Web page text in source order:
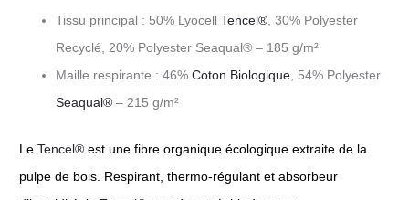
Tissu principal : 50% Lyocell Tencel® , 30% Polyester
Recyclé, 20% Polyester Seaqual® – 185 g/m²
Maille respirante : 46% Coton Biologique , 54% Polyester
Seaqual® – 215 g/m²
Le Tencel® est une fibre organique écologique extraite de la
pulpe de bois. Respirant, thermo-régulant et absorbeur